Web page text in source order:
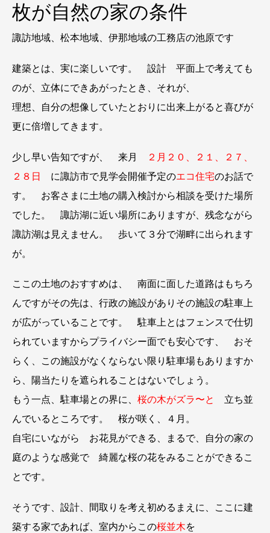
枚が自然の家の条件
諏訪地域、松本地域、伊那地域の工務店の池原です
建築とは、実に楽しいです。 設計 平面上で考えても
のが、立体にできあがったとき、それが、
理想、自分の想像していたとおりに出来上がると喜びが
更に倍増してきます。
少し早い告知ですが、 来月
２月２０、２１、２７、
２８日
に諏訪市で見学会開催予定のエコ住宅のお話で
す。 お客さまに土地の購入検討から相談を受けた場所
でした。 諏訪湖に近い場所にありますが、残念ながら
諏訪湖は見えません。 歩いて３分で湖畔に出られます
が。
ここの土地のおすすめは、 南面に面した道路はもちろ
んですがその先は、行政の施設がありその施設の駐車上
が広がっていることです。 駐車上とはフェンスで仕切
られていますからプライバシー面でも安心です、 おそ
らく、この施設がなくならない限り駐車場もありますか
ら、陽当たりを遮られることはないでしょう。
もう一点、駐車場との界に、 桜の木がズラ〜と 立ち並
んでいるところです。 桜が咲く、４月。
自宅にいながら お花見ができる、まるで、自分の家の
庭のような感覚で 綺麗な桜の花をみることができるこ
とです。
そうです、設計、間取りを考え初めるまえに、ここに建
築する家であれば、室内からこの桜並木を